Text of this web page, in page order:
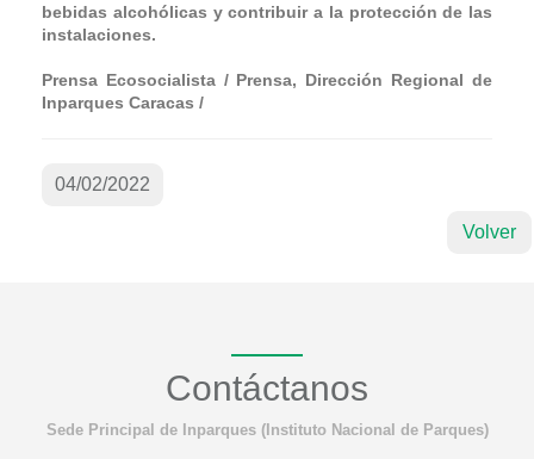
bebidas alcohólicas y contribuir a la protección de las
instalaciones.
Prensa Ecosocialista / Prensa, Dirección Regional de
Inparques Caracas /
04/02/2022
Volver
Contáctanos
Sede Principal de Inparques (Instituto Nacional de Parques)